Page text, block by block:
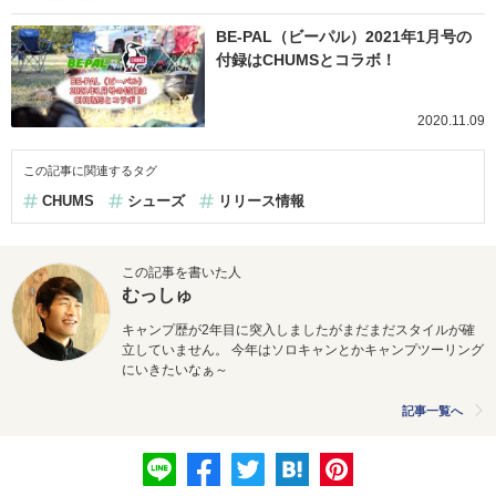
BE-PAL（ビーパル）2021年1月号の
付録はCHUMSとコラボ！
2020.11.09
この記事に関連するタグ
CHUMS シューズ リリース情報
この記事を書いた人
むっしゅ
キャンプ歴が2年目に突入しましたがまだまだスタイルが確
立していません。 今年はソロキャンとかキャンプツーリング
にいきたいなぁ～
記事一覧へ